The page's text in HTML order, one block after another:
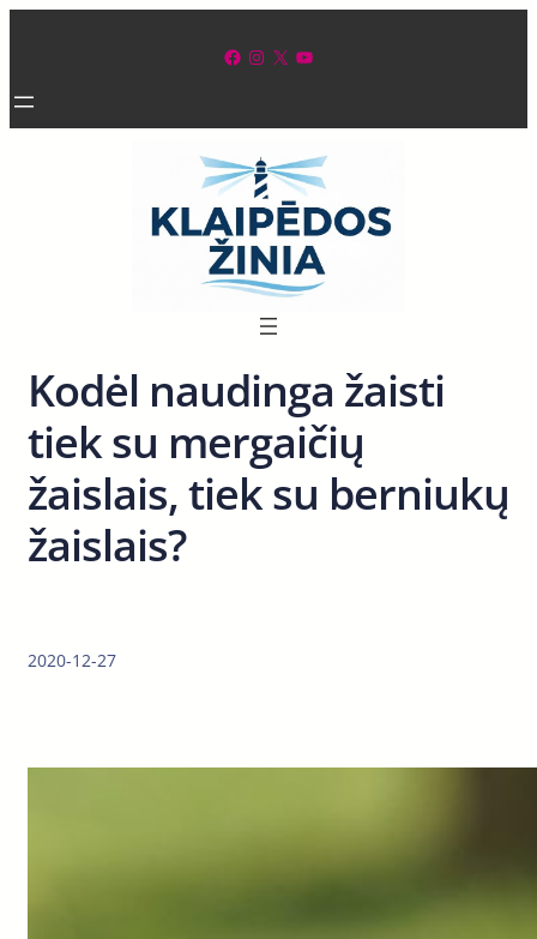
Facebook Instagram X YouTube
Kodėl naudinga žaisti
tiek su mergaičių
žaislais, tiek su berniukų
žaislais?
2020-12-27